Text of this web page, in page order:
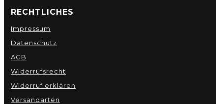
RECHTLICHES
Impressum
Datenschutz
AGB
Widerrufsrecht
Widerruf erklären
Versandarten